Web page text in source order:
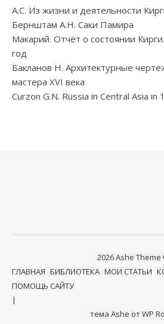
А.С. Из жизни и деятельности
Бернштам А.Н. Саки Памира
Макарий. Отчёт о состоянии
год
Бакланов Н. Архитектурные
мастера XVI века
Curzon G.N. Russia in Central Asia in
2026 Ashe
ГЛАВНАЯ БИБЛИОТЕКА МОИ СТАТЬИ
ПОМОЩЬ САЙТУ
тема Ashe отWP